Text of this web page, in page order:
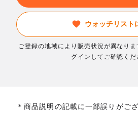
ウォッチリスト
ご登録の地域により販売状況が異なり
グインしてご確認くだ
＊商品説明の記載に一部誤りがご